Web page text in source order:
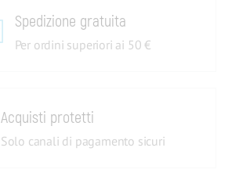
Spedizione gratuita
Per ordini superiori ai 50 €
Acquisti protetti
Solo canali di pagamento sicuri